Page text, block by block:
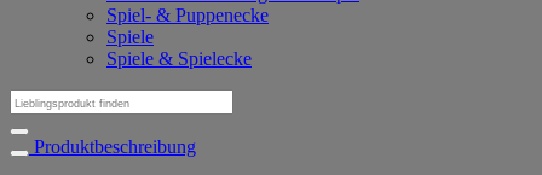
Spiel- & Puppenecke
Spiele
Spiele & Spielecke
Suchen
nach:
Produktbeschreibung